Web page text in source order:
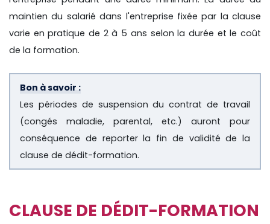
maintien du salarié dans l'entreprise fixée par la clause
varie en pratique de 2 à 5 ans selon la durée et le coût
de la formation.
Bon à savoir :
Les périodes de suspension du contrat de travail
(congés maladie, parental, etc.) auront pour
conséquence de reporter la fin de validité de la
clause de dédit-formation.
CLAUSE DE DÉDIT-FORMATION